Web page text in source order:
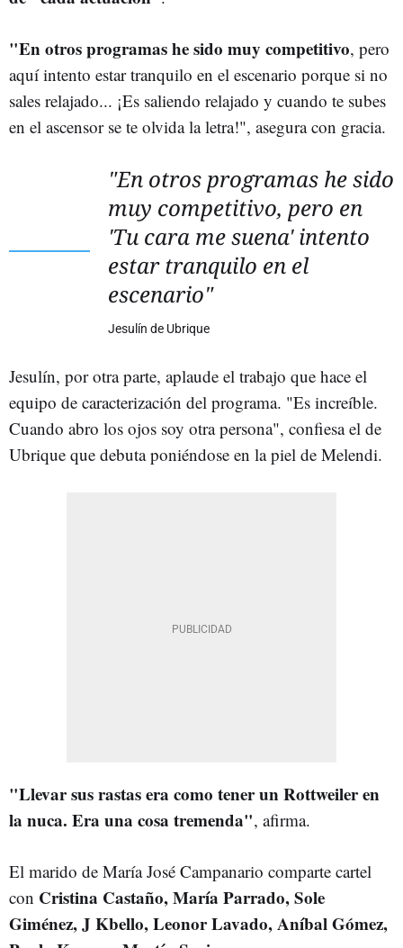
"En otros programas he sido muy competitivo, pero
aquí intento estar tranquilo en el escenario porque si no
sales relajado... ¡Es saliendo relajado y cuando te subes
en el ascensor se te olvida la letra!", asegura con gracia.
"En otros programas he sido
muy competitivo, pero en
'Tu cara me suena' intento
estar tranquilo en el
escenario"
Jesulín de Ubrique
Jesulín, por otra parte, aplaude el trabajo que hace el
equipo de caracterización del programa. "Es increíble.
Cuando abro los ojos soy otra persona", confiesa el de
Ubrique que debuta poniéndose en la piel de Melendi.
"Llevar sus rastas era como tener un Rottweiler en
la nuca. Era una cosa tremenda", afirma.
El marido de María José Campanario comparte cartel
con Cristina Castaño, María Parrado, Sole
Giménez, J Kbello, Leonor Lavado, Aníbal Gómez,